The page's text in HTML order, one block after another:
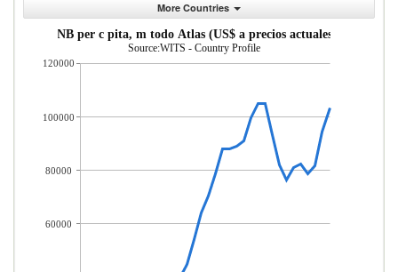
More Countries
INB per c pita, m todo Atlas (US$ a precios actuales)
Source:WITS - Country Profile
120000
100000
80000
60000